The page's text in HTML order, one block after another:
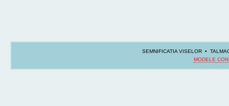
SEMNIFICATIA VISELOR •
MODELE